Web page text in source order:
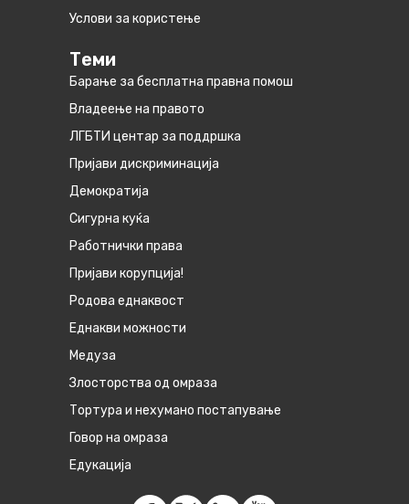
Услови за користење
Теми
Барање за бесплатна правна помош
Владеење на правото
ЛГБТИ центар за поддршка
Пријави дискриминација
Демократија
Сигурна куќа
Работнички права
Пријави корупција!
Родова еднаквост
Eднакви можности
Медуза
Злосторства од омраза
Тортура и нехумано постапување
Говор на омраза
Едукација